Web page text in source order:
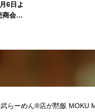
6日よ
商会」
らーめん®店が黙飯 MOKU